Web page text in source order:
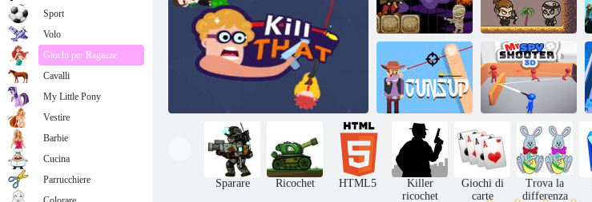
Sig. Dracula
Freccia
rimbalzata
Armi su
Signor Spia
Sparatutto 3D
Sparare Ricochet HTML5
Killer
ricochet
Giochi di
carte
Trova la
differenza
Sport
Volo
Giochi per Ragazze
Cavalli
My Little Pony
Vestire
Barbie
Cucina
Parrucchiere